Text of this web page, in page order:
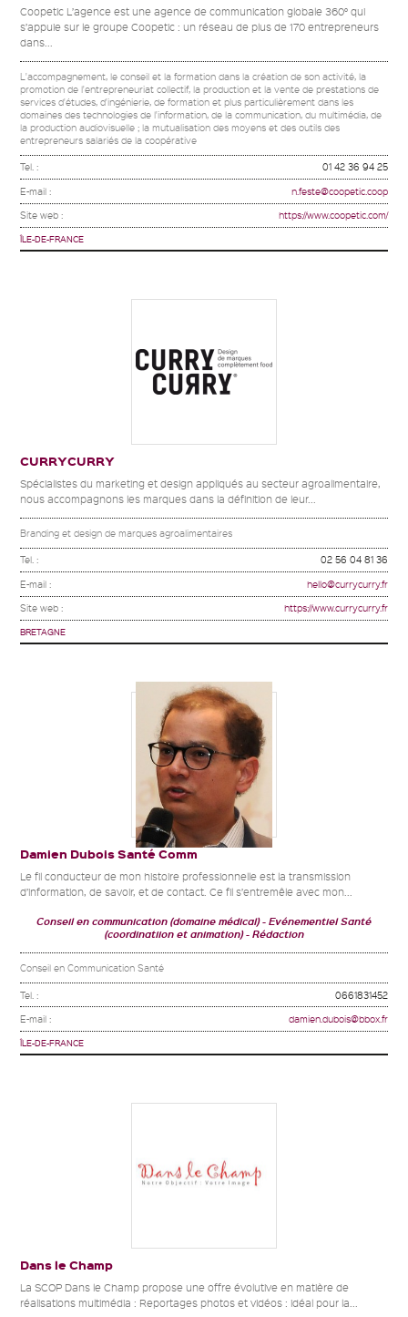
Coopetic L’agence est une agence de communication globale 360° qui
s’appuie sur le groupe Coopetic : un réseau de plus de 170 entrepreneurs
dans...
L'accompagnement, le conseil et la formation dans la création de son activité, la
promotion de l'entrepreneuriat collectif, la production et la vente de prestations de
services d'études, d'ingénierie, de formation et plus particulièrement dans les
domaines des technologies de l'information, de la communication, du multimédia, de
la production audiovisuelle ; la mutualisation des moyens et des outils des
entrepreneurs salariés de la coopérative
Tel. : 01 42 36 94 25
E-mail : n.feste@coopetic.coop
Site web : https://www.coopetic.com/
ÎLE-DE-FRANCE
CURRYCURRY
Spécialistes du marketing et design appliqués au secteur agroalimentaire,
nous accompagnons les marques dans la définition de leur...
Branding et design de marques agroalimentaires
Tel. : 02 56 04 81 36
E-mail : hello@currycurry.fr
Site web : https://www.currycurry.fr
BRETAGNE
Damien Dubois Santé Comm
Le fil conducteur de mon histoire professionnelle est la transmission
d’information, de savoir, et de contact. Ce fil s’entremêle avec mon...
Conseil en communication (domaine médical)
Evénementiel Santé
(coordinatiion et animation)
Rédaction
Conseil en Communication Santé
Tel. : 0661831452
E-mail : damien.dubois@bbox.fr
ÎLE-DE-FRANCE
Dans le Champ
La SCOP Dans le Champ propose une offre évolutive en matière de
réalisations multimédia : Reportages photos et vidéos : idéal pour la...